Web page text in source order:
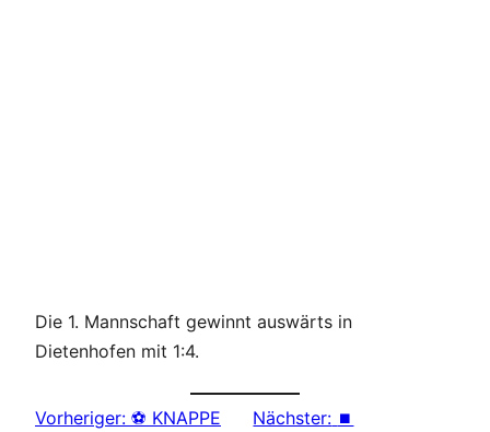
Die 1. Mannschaft gewinnt auswärts in
Dietenhofen mit 1:4.
Vorheriger: ⚽ KNAPPE
Nächster: ⏹